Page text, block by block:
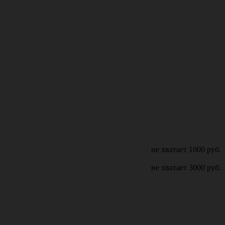
не хватает 1000 руб.
не хватает 3000 руб.